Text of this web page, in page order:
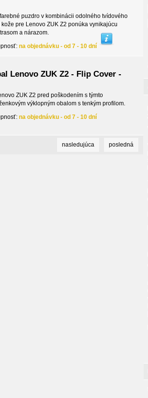
puzdro v kombinácii odolného tvídového
pre Lenovo ZUK Z2 ponúka vynikajúcu
a nárazom.
na objednávku - od 7 - 10 dní
Lenovo ZUK Z2 - Flip Cover -
ZUK Z2 pred poškodením s týmto
výklopným obalom s tenkým profilom.
na objednávku - od 7 - 10 dní
nasledujúca posledná